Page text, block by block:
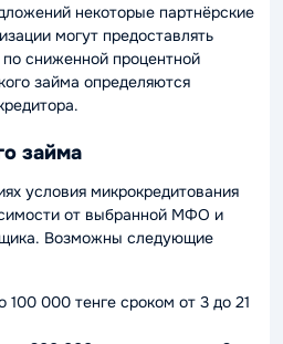
некоторые партнёрские
могут предоставлять
сниженной процентной
займа определяются
займа
условия микрокредитования
от выбранной МФО и
Возможны следующие
000 тенге сроком от 3 до 21